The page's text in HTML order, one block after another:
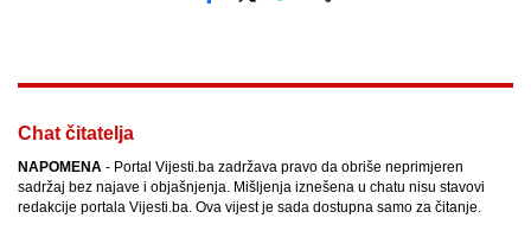
Chat čitatelja
NAPOMENA - Portal Vijesti.ba zadržava pravo da obriše neprimjeren
sadržaj bez najave i objašnjenja. Mišljenja iznešena u chatu nisu stavovi
redakcije portala Vijesti.ba. Ova vijest je sada dostupna samo za čitanje.